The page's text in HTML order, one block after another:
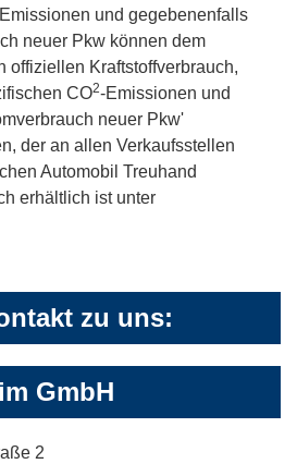
und gegebenenfalls
neuer Pkw können dem
offiziellen Kraftstoffverbrauch,
CO2-Emissionen und
neuer Pkw'
der an allen Verkaufsstellen
Automobil Treuhand
erhältlich ist unter
zu uns:
GmbH
2